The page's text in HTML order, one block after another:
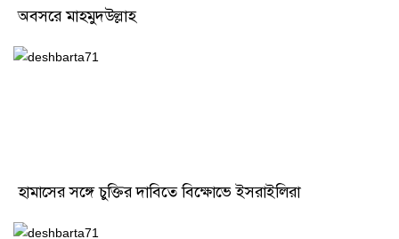
অবসরে মাহমুদউল্লাহ
হামাসের সঙ্গে চুক্তির দাবিতে বিক্ষোভে ইসরাইলিরা